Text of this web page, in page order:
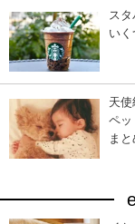
スタ
い
天
ペッ
まと